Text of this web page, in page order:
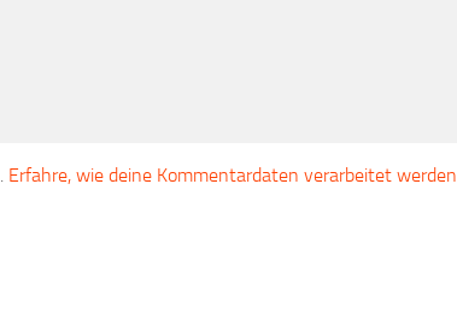
Erfahre, wie deine Kommentardaten verarbeitet werden.